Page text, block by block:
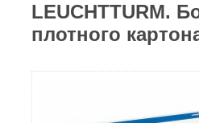
LEUCHTTURM.
плотного